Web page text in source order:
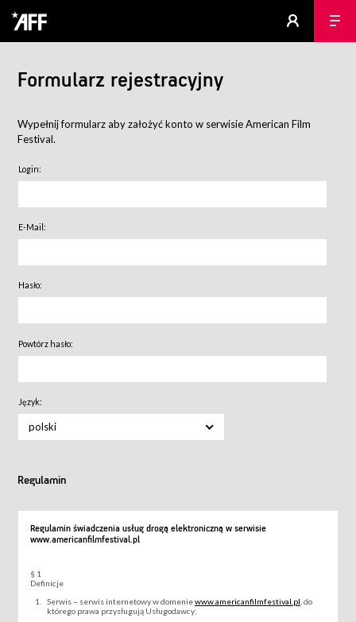
Formularz rejestracyjny
Wypełnij formularz aby założyć konto w serwisie American Film
Festival.
Login:
E-Mail:
Hasło:
Powtórz hasło:
Język:
polski
Regulamin
Regulamin świadczenia usług drogą elektroniczną w serwisie
www.americanfilmfestival.pl
§ 1
Definicje
Serwis – serwis internetowy w domeniewww.americanfilmfestival.pl , do
którego prawa przysługują Usługodawcy;